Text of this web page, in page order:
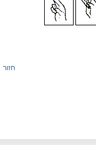
חזור